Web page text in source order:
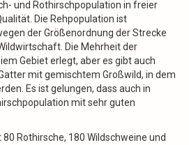
und Rothirschpopulation in freier
Die Rehpopulation ist
der Größenordnung der Strecke
Die Mehrheit der
Gebiet erlegt, aber es gibt auch
mit gemischtem Großwild, in dem
Es ist gelungen, dass auch in
mit sehr guten
Rothirsche, 180 Wildschweine und